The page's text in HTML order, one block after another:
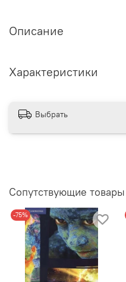
Описание
Характеристики
Выбрать
Сопутствующие товары
-75%